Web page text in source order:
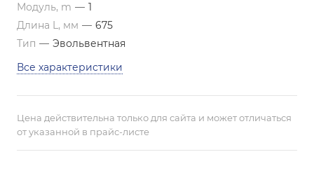
Модуль, m — 1
Длина L, мм — 675
Тип — Эвольвентная
Все характеристики
Цена действительна только для сайта и может отличаться
от указанной в прайс-листе